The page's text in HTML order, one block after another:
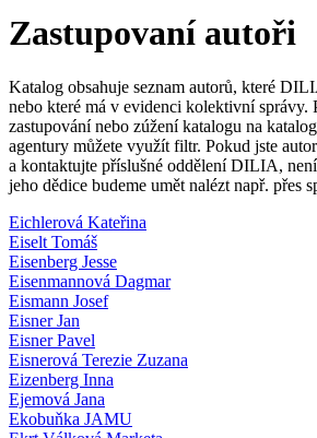
Zastupovaní autoři
Katalog obsahuje seznam autorů, které
nebo které má v evidenci kolektivní správy.
zastupování nebo zúžení katalogu na
agentury můžete využít filtr. Pokud jste
a kontaktujte příslušné oddělení DILIA,
jeho dědice budeme umět nalézt např. přes
Eichlerová Kateřina
Eiselt Tomáš
Eisenberg Jesse
Eisenmannová Dagmar
Eismann Josef
Eisner Jan
Eisner Pavel
Eisnerová Terezie Zuzana
Eizenberg Inna
Ejemová Jana
Ekobuňka JAMU